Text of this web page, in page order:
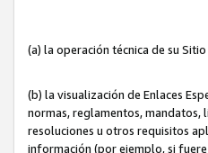
(a) la operación técnica de su
(b) la visualización de Enlaces
normas, reglamentos, mandatos,
resoluciones u otros requisitos
información (por ejemplo, si